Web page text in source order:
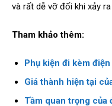
và rất dễ vỡ đối khi xảy
Tham khảo thêm:
Phụ kiện đi kèm
Giá thành hiện tại
Tầm quan trọng của